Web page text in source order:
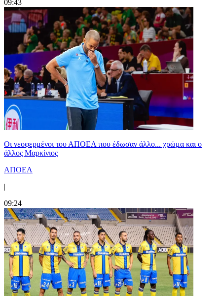
09:43
Οι νεοφερμένοι του ΑΠΟΕΛ που έδωσαν άλλο... χρώμα και ο
άλλος Μαρκίνιος
ΑΠΟΕΛ
|
09:24